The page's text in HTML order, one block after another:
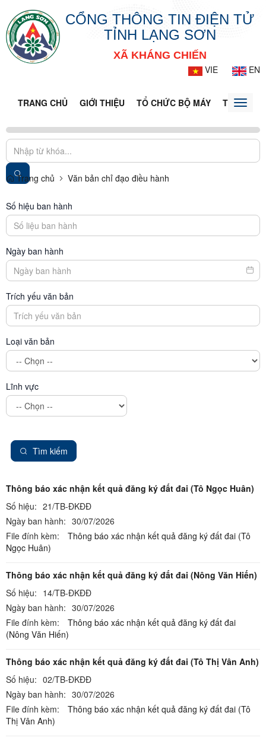
CỔNG THÔNG TIN ĐIỆN TỬ
TỈNH LẠNG SƠN
XÃ KHÁNG CHIẾN
VIE
EN
TRANG CHỦ GIỚI THIỆU TỔ CHỨC BỘ MÁY TIN TỨC -
Toggle
Trang chủ Văn bản chỉ đạo điều hành
Số hiệu ban hành
Ngày ban hành
Trích yếu văn bản
Loại văn bản
Lĩnh vực
Tìm kiếm
Thông báo xác nhận kết quả đăng ký đất đai (Tô Ngọc Huân)
Số hiệu: 21/TB-ĐKĐĐ
Ngày ban hành: 30/07/2026
File đính kèm:
Thông báo xác nhận kết quả đăng ký đất đai (Tô
Ngọc Huân)
Thông báo xác nhận kết quả đăng ký đất đai (Nông Văn Hiến)
Số hiệu: 14/TB-ĐKĐĐ
Ngày ban hành: 30/07/2026
File đính kèm:
Thông báo xác nhận kết quả đăng ký đất đai
(Nông Văn Hiến)
Thông báo xác nhận kết quả đăng ký đất đai (Tô Thị Vân Anh)
Số hiệu: 02/TB-ĐKĐĐ
Ngày ban hành: 30/07/2026
File đính kèm:
Thông báo xác nhận kết quả đăng ký đất đai (Tô
Thị Vân Anh)